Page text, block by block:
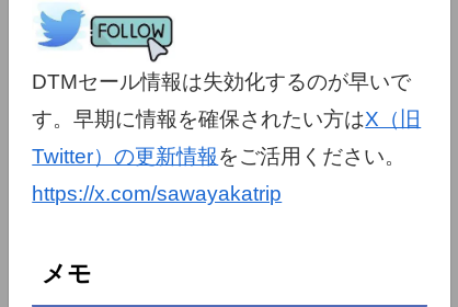
DTMセール情報は失効化するのが早いで
す。早期に情報を確保されたい方はX（旧
Twitter）の更新情報をご活用ください。
https://x.com/sawayakatrip
メモ